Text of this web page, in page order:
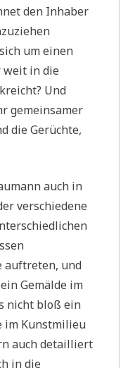
den Inhaber
um einen
weit in die
Und
gemeinsamer
die Gerüchte,
auch in
verschiedene
auftreten, und
Gemälde im
nicht bloß ein
im Kunstmilieu
auch detailliert
in die